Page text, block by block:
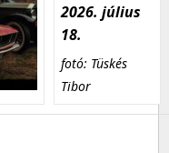
2026. július
18.
fotó: Tüskés
Tibor